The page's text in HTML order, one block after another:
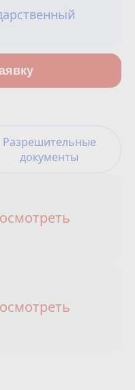
Разрешительные
документы